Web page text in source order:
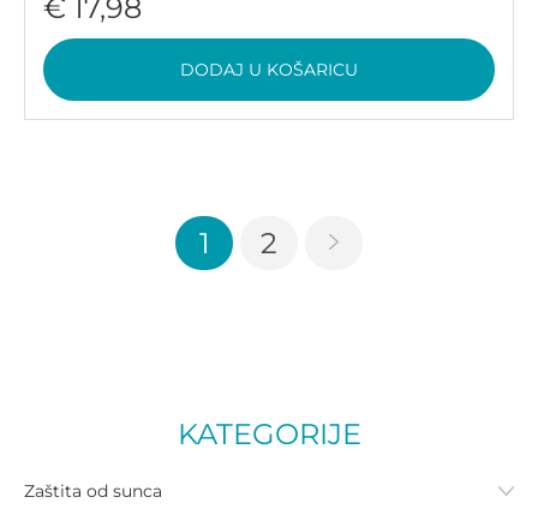
€ 17,98
DODAJ U KOŠARICU
1 2
KATEGORIJE
Zaštita od sunca